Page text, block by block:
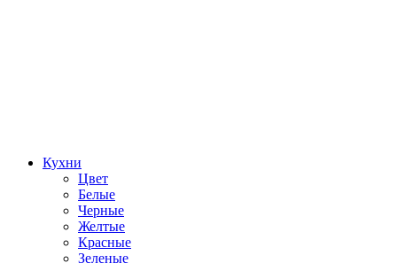
Кухни
Цвет
Белые
Черные
Желтые
Красные
Зеленые